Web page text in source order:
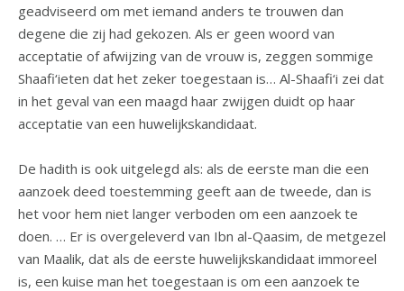
geadviseerd om met iemand anders te trouwen dan
degene die zij had gekozen. Als er geen woord van
acceptatie of afwijzing van de vrouw is, zeggen sommige
Shaafi‘ieten dat het zeker toegestaan is… Al-Shaafi‘i zei dat
in het geval van een maagd haar zwijgen duidt op haar
acceptatie van een huwelijkskandidaat.
De hadith is ook uitgelegd als: als de eerste man die een
aanzoek deed toestemming geeft aan de tweede, dan is
het voor hem niet langer verboden om een aanzoek te
doen. … Er is overgeleverd van Ibn al-Qaasim, de metgezel
van Maalik, dat als de eerste huwelijkskandidaat immoreel
is, een kuise man het toegestaan is om een aanzoek te